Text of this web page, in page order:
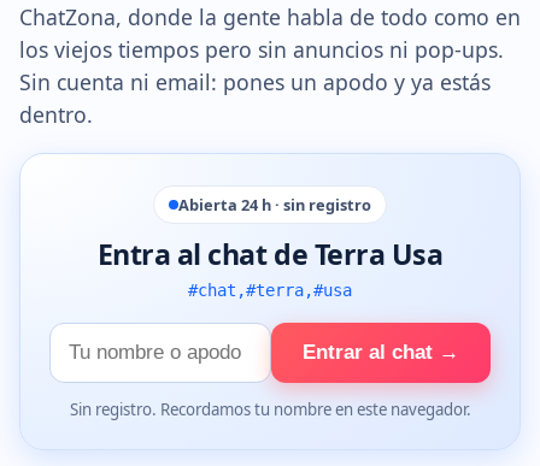
ChatZona, donde la gente habla de todo como en
los viejos tiempos pero sin anuncios ni pop-ups.
Sin cuenta ni email: pones un apodo y ya estás
dentro.
Abierta 24 h · sin registro
Entra al chat de Terra Usa
#chat,#terra,#usa
Tu
nombre
Entrar al chat →
Sin registro. Recordamos tu nombre en este navegador.